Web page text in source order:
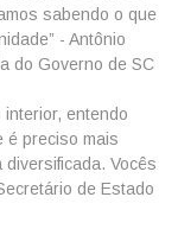
sabendo o que
- Antônio
do Governo de SC
interior, entendo
é preciso mais
Vocês
de Estado